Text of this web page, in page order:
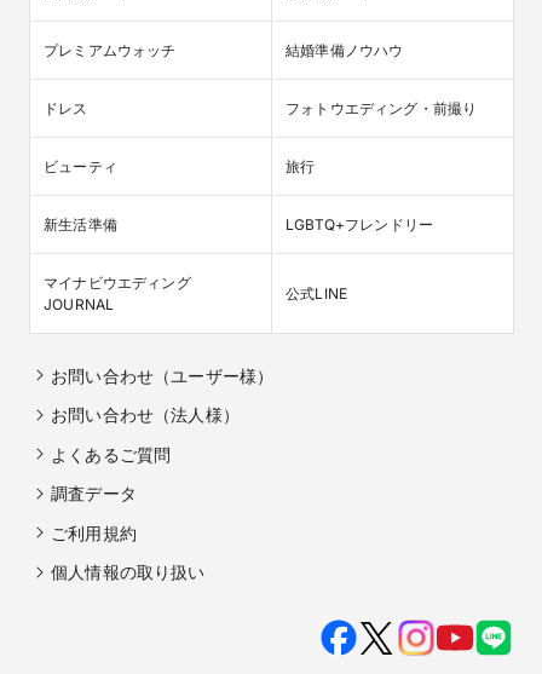
プレミアムウォッチ 結婚準備ノウハウ
ドレス フォトウエディング・前撮り
ビューティ 旅行
新生活準備 LGBTQ+フレンドリー
マイナビウエディング
JOURNAL
公式LINE
お問い合わせ（ユーザー様）
お問い合わせ（法人様）
よくあるご質問
調査データ
ご利用規約
個人情報の取り扱い